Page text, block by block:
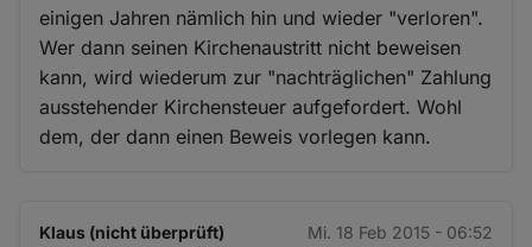
einigen Jahren nämlich hin und wieder "verloren".
Wer dann seinen Kirchenaustritt nicht beweisen
kann, wird wiederum zur "nachträglichen" Zahlung
ausstehender Kirchensteuer aufgefordert. Wohl
dem, der dann einen Beweis vorlegen kann.
Klaus (nicht überprüft) Mi. 18 Feb 2015 - 06:52